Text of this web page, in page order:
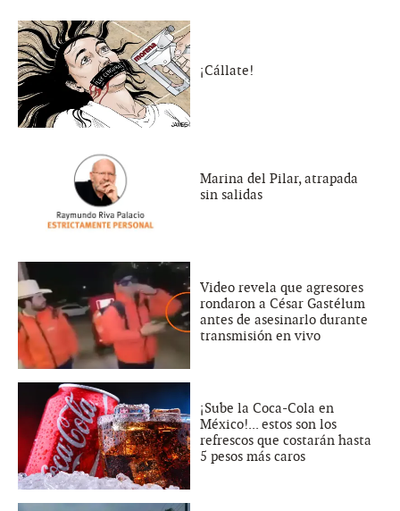
¡Cállate!
Marina del Pilar, atrapada
sin salidas
Video revela que agresores
rondaron a César Gastélum
antes de asesinarlo durante
transmisión en vivo
¡Sube la Coca-Cola en
México!... estos son los
refrescos que costarán hasta
5 pesos más caros